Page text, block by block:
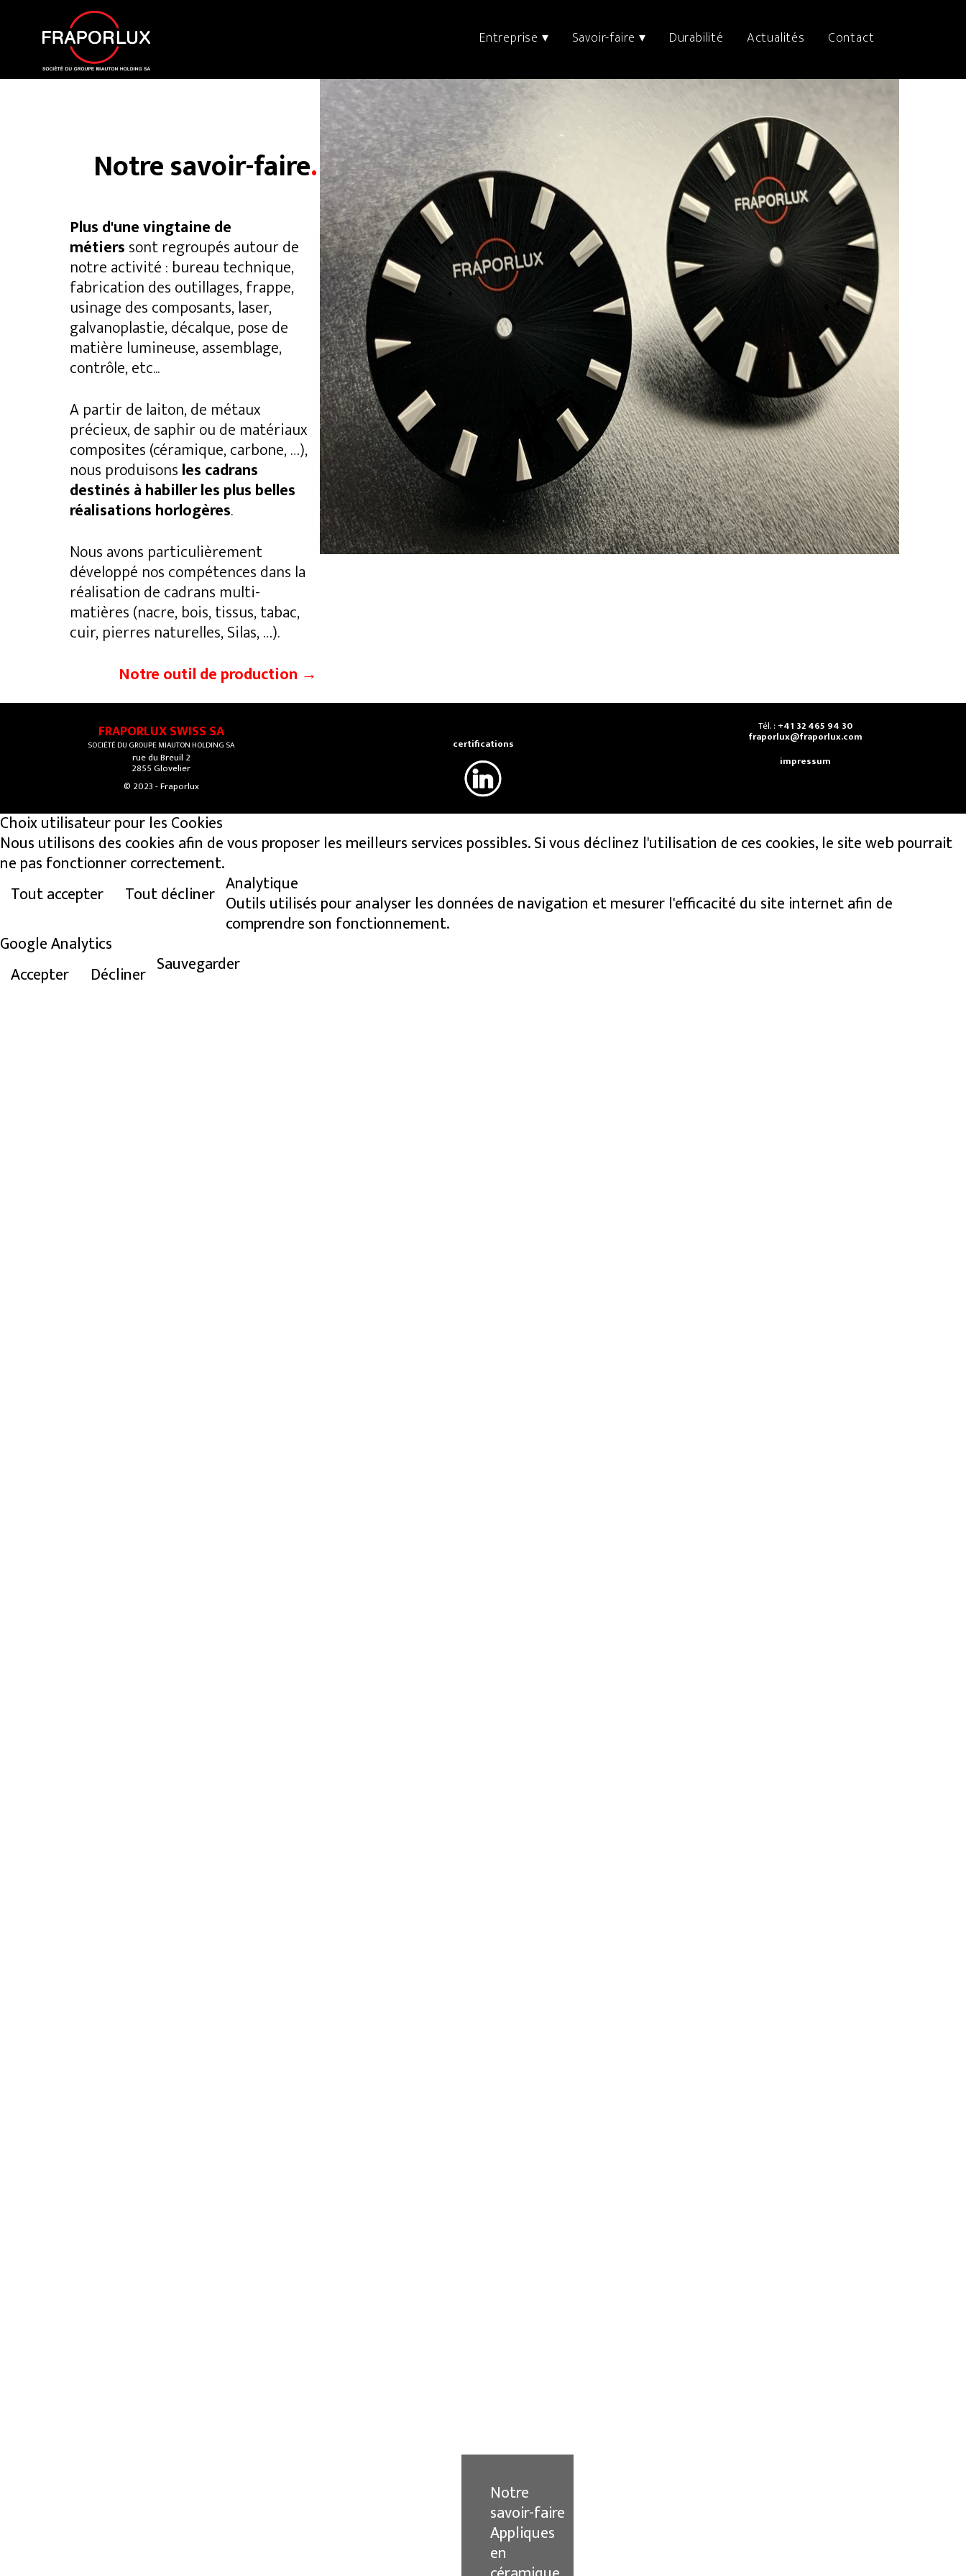
Entreprise ▾ Savoir-faire ▾ Durabilité Actualités Contact
Notre savoir-faire.
Plus d'une vingtaine de
métierssont regroupés autour de
notre activité : bureau technique,
fabrication des outillages, frappe,
usinage des composants, laser,
galvanoplastie, décalque, pose de
matière lumineuse, assemblage,
contrôle, etc...
A partir de laiton, de métaux
précieux, de saphir ou de matériaux
composites (céramique, carbone, …),
nous produisonsles cadrans
destinés à habiller les plus belles
réalisations horlogères.
Nous avons particulièrement
développé nos compétences dans la
réalisation de cadrans multi-
matières (nacre, bois, tissus, tabac,
cuir, pierres naturelles, Silas, …).
Notre outil de production →
Notre
savoir-faire
Appliques
en
FRAPORLUX SWISS SA
SOCIÉTÉ DU GROUPE MIAUTON HOLDING SA
rue du Breuil 2
2855 Glovelier
© 2023 - Fraporlux
certifications
Tél. : +41 32 465 94 30
fraporlux@fraporlux.com
impressum
Choix utilisateur pour les Cookies
Nous utilisons des cookies afin de vous proposer les meilleurs services possibles. Si vous déclinez l'utilisation de ces cookies, le site web pourrait
ne pas fonctionner correctement.
Tout accepter
Tout décliner Analytique
Outils utilisés pour analyser les données de navigation et mesurer l'efficacité du site internet afin de
comprendre son fonctionnement.
Google Analytics
Accepter
Décliner Sauvegarder